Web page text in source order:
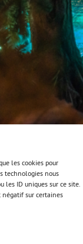
les cookies pour
technologies nous
les ID uniques sur ce site.
sur certaines